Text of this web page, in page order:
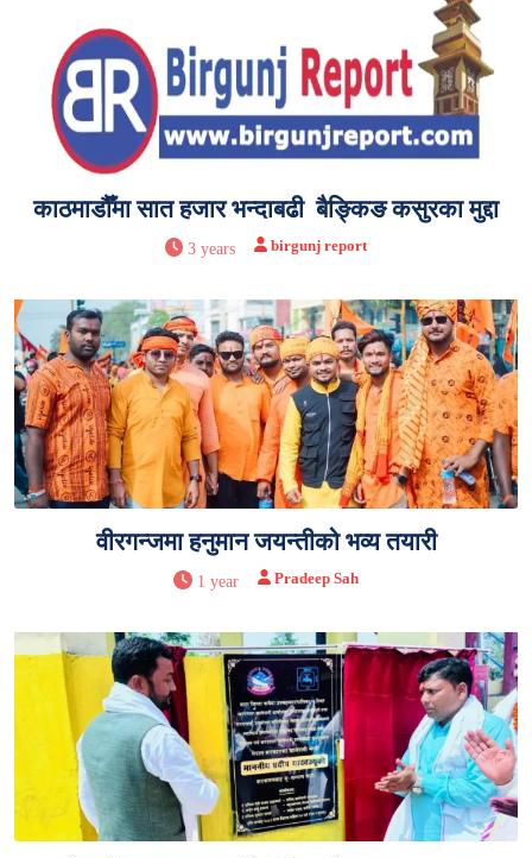
काठमाडौँमा सात हजार भन्दाबढी बैङ्किङ कसुरका मुद्दा
3 years birgunj report
वीरगन्जमा हनुमान जयन्तीको भव्य तयारी
1 year Pradeep Sah